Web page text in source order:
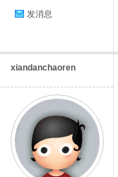
发消息
xiandanchaoren